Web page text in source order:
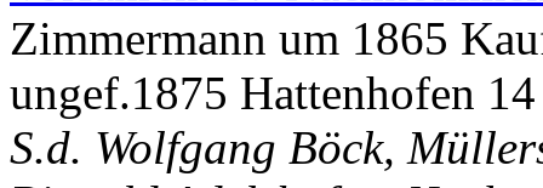
Zimmermann um 1865
ungef.1875 Hattenhofen
S.d. Wolfgang Böck,